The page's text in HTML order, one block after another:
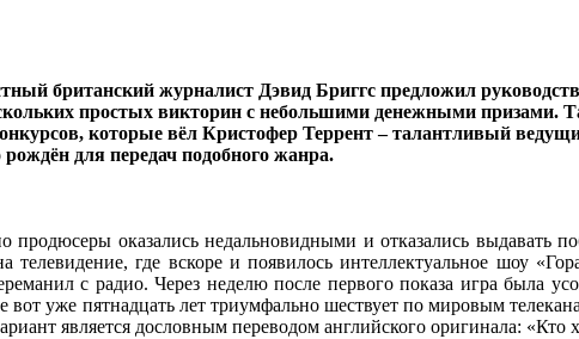
британский журналист Дэвид Бриггс предложил
простых викторин с небольшими денежными призами.
которые вёл Кристофер Террент – талантливый
для передач подобного жанра.
оказались недальновидными и отказались выдавать
где вскоре и появилось интеллектуальное шоу
с радио. Через неделю после первого показа игра была
вот уже пятнадцать лет триумфально шествует по мировым
является дословным переводом английского оригинала: «Кто